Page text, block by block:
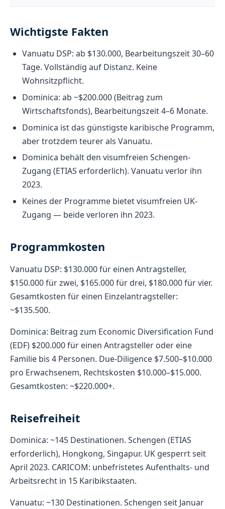
Wichtigste Fakten
Vanuatu DSP: ab $130.000, Bearbeitungszeit 30–60
Tage. Vollständig auf Distanz. Keine
Wohnsitzpflicht.
Dominica: ab ~$200.000 (Beitrag zum
Wirtschaftsfonds), Bearbeitungszeit 4–6 Monate.
Dominica ist das günstigste karibische Programm,
aber trotzdem teurer als Vanuatu.
Dominica behält den visumfreien Schengen-
Zugang (ETIAS erforderlich). Vanuatu verlor ihn
2023.
Keines der Programme bietet visumfreien UK-
Zugang — beide verloren ihn 2023.
Programmkosten
Vanuatu DSP: $130.000 für einen Antragsteller,
$150.000 für zwei, $165.000 für drei, $180.000 für vier.
Gesamtkosten für einen Einzelantragsteller:
~$135.500.
Dominica: Beitrag zum Economic Diversification Fund
(EDF) $200.000 für einen Antragsteller oder eine
Familie bis 4 Personen. Due-Diligence $7.500–$10.000
pro Erwachsenem, Rechtskosten $10.000–$15.000.
Gesamtkosten: ~$220.000+.
Reisefreiheit
Dominica: ~145 Destinationen. Schengen (ETIAS
erforderlich), Hongkong, Singapur. UK gesperrt seit
April 2023. CARICOM: unbefristetes Aufenthalts- und
Arbeitsrecht in 15 Karibikstaaten.
Vanuatu: ~130 Destinationen. Schengen seit Januar